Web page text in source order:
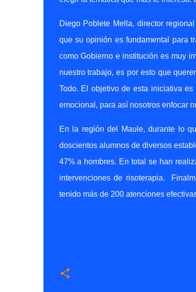
Diego Poblete Mella, director
que su opinión es fundamental para
como Gobierno e institución es muy
nuestro trabajo, es por esto que
Todo. El objetivo de esta iniciativa
emocional, para así nosotros enfocar
En la región del Maule, durante lo
doscientos alumnos de diversos
47% a hombres. En total se han
intervenciones de risoterapia.
tenido más de 200 atenciones